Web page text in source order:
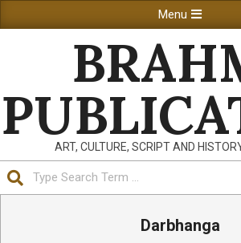
to
Navigation
Menu
ART, CULTURE, SCRIPT AND
Darbhanga